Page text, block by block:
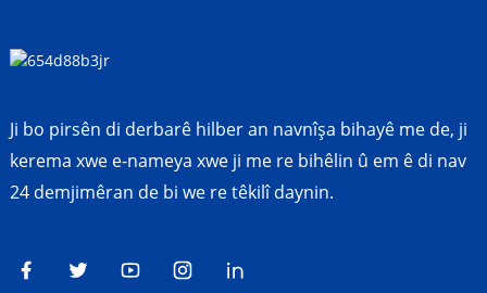
Ji bo pirsên di derbarê hilber an navnîşa bihayê me de, ji
kerema xwe e-nameya xwe ji me re bihêlin û em ê di nav
24 demjimêran de bi we re têkilî daynin.